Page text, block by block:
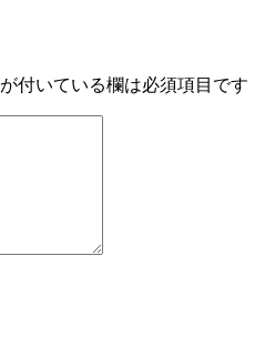
が付いている欄は必須項目です